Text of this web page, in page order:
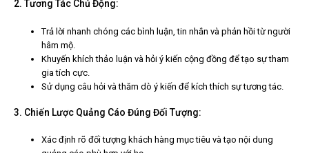
2. Tương Tác Chủ Động:
Trả lời nhanh chóng các bình luận, tin nhắn và phản hồi từ người
hâm mộ.
Khuyến khích thảo luận và hỏi ý kiến cộng đồng để tạo sự tham
gia tích cực.
Sử dụng câu hỏi và thăm dò ý kiến để kích thích sự tương tác.
3. Chiến Lược Quảng Cáo Đúng Đối Tượng:
Xác định rõ đối tượng khách hàng mục tiêu và tạo nội dung